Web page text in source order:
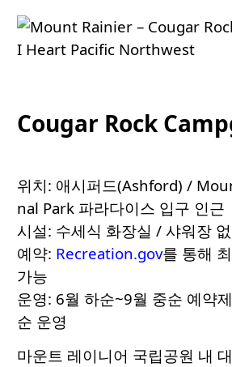
Cougar Rock
위치: 애시퍼드(Ashford) /
nal Park 파라다이스 입구 인근
시설: 수세식 화장실 / 샤워장
예약: Recreation.gov를 통해
가능
운영: 6월 하순~9월 중순 예약
순 운영
마운트 레이니어 국립공원 내